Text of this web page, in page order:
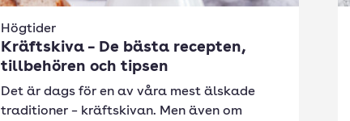
Högtider
Kräftskiva – De bästa recepten,
tillbehören och tipsen
Det är dags för en av våra mest älskade
traditioner – kräftskivan. Men även om